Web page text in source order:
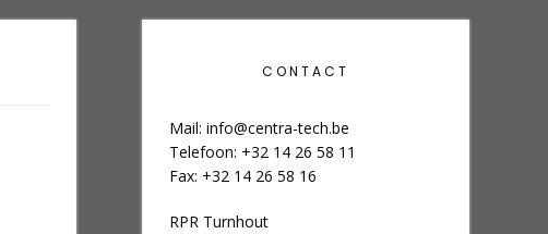
CONTACT
Mail: info@centra-tech.be
Telefoon: +32 14 26 58 11
Fax: +32 14 26 58 16
RPR Turnhout